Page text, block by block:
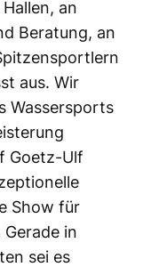
an
Beratung, an
aus. Wir
Wassersports
Goetz-Ulf
Show für
in
sei es